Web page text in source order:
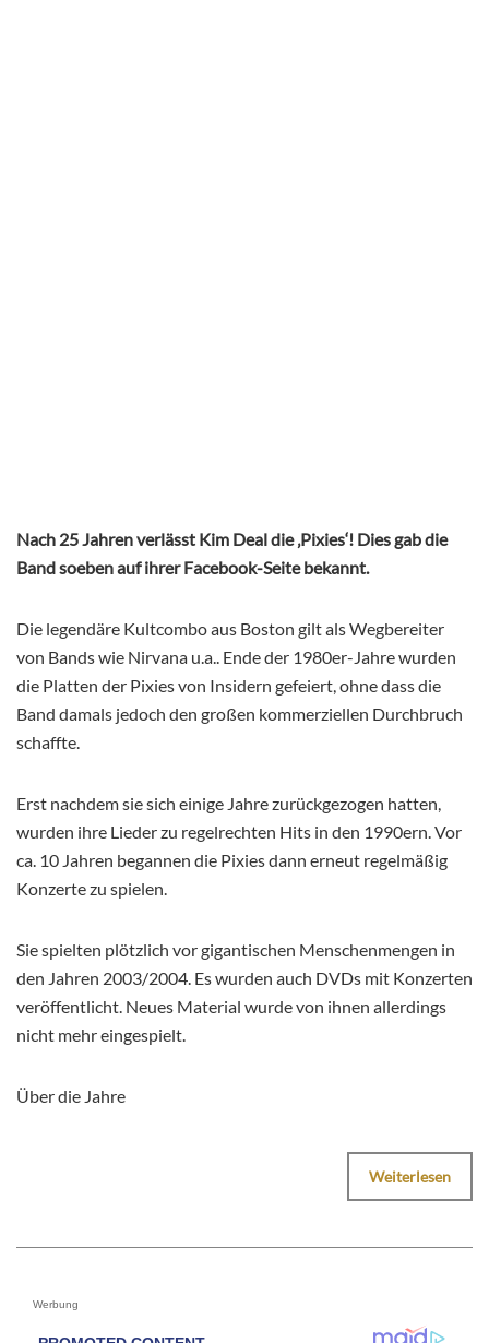
Nach 25 Jahren verlässt Kim Deal die ‚Pixies‘! Dies gab die
Band soeben auf ihrer Facebook-Seite bekannt.
Die legendäre Kultcombo aus Boston gilt als Wegbereiter
von Bands wie Nirvana u.a.. Ende der 1980er-Jahre wurden
die Platten der Pixies von Insidern gefeiert, ohne dass die
Band damals jedoch den großen kommerziellen Durchbruch
schaffte.
Erst nachdem sie sich einige Jahre zurückgezogen hatten,
wurden ihre Lieder zu regelrechten Hits in den 1990ern. Vor
ca. 10 Jahren begannen die Pixies dann erneut regelmäßig
Konzerte zu spielen.
Sie spielten plötzlich vor gigantischen Menschenmengen in
den Jahren 2003/2004. Es wurden auch DVDs mit Konzerten
veröffentlicht. Neues Material wurde von ihnen allerdings
nicht mehr eingespielt.
Über die Jahre
Weiterlesen
Werbung